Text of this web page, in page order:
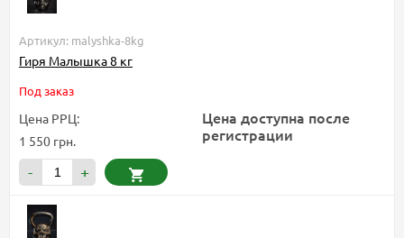
Артикул: malyshka-8kg
Гиря Малышка 8 кг
Под заказ
Цена РРЦ:
1 550 грн.
Цена доступна после
регистрации
- +